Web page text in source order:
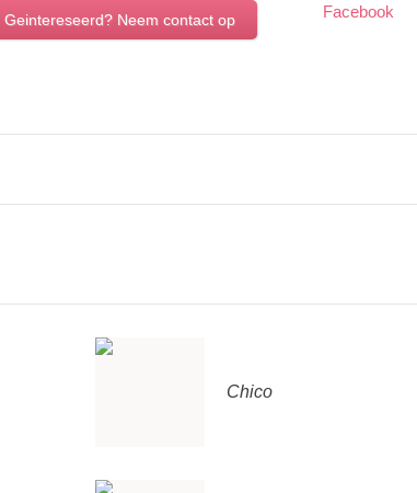
Geintereseerd? Neem contact op Facebook
Chico